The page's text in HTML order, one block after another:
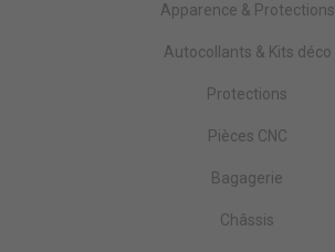
Apparence & Protections
Autocollants & Kits déco
Protections
Pièces CNC
Bagagerie
Châssis